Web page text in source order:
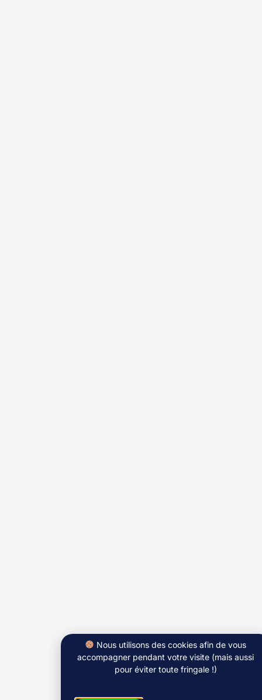
Nous utilisons des cookies afin de vous
accompagner pendant votre visite (mais aussi
pour éviter toute fringale !)